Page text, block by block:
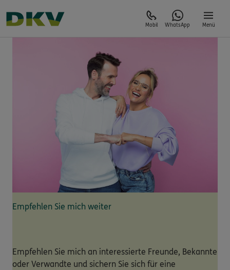
Mobil WhatsApp Menü
Empfehlen Sie mich weiter
Empfehlen Sie mich an interessierte Freunde, Bekannte
oder Verwandte und sichern Sie sich für eine